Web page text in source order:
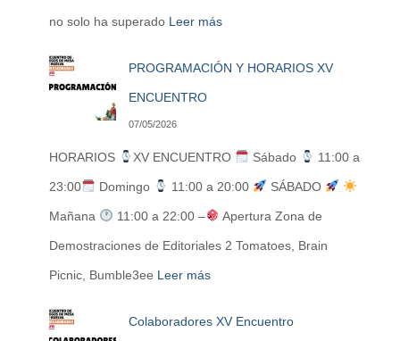
no solo ha superado Leer más
PROGRAMACIÓN Y HORARIOS XV
ENCUENTRO
07/05/2026
HORARIOS XV ENCUENTRO Sábado 11:00 a
23:00 Domingo 11:00 a 20:00 SÁBADO
Mañana 11:00 a 22:00 – Apertura Zona de
Demostraciones de Editoriales 2 Tomatoes, Brain
Picnic, Bumble3ee Leer más
Colaboradores XV Encuentro